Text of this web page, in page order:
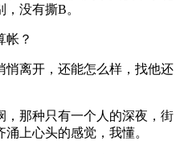
没有撕B。
帐？
悄离开，还能怎么样，找他还
，那种只有一个人的深夜，街
上心头的感觉，我懂。